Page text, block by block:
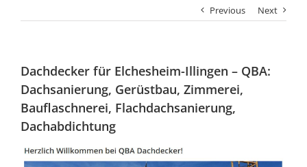
Previous Next
Dachdecker für Elchesheim-Illingen – QBA:
Dachsanierung, Gerüstbau, Zimmerei,
Bauflaschnerei, Flachdachsanierung,
Dachabdichtung